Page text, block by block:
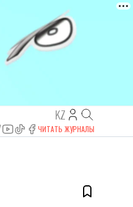
KZ
ЧИТАТЬ ЖУРНАЛЫ